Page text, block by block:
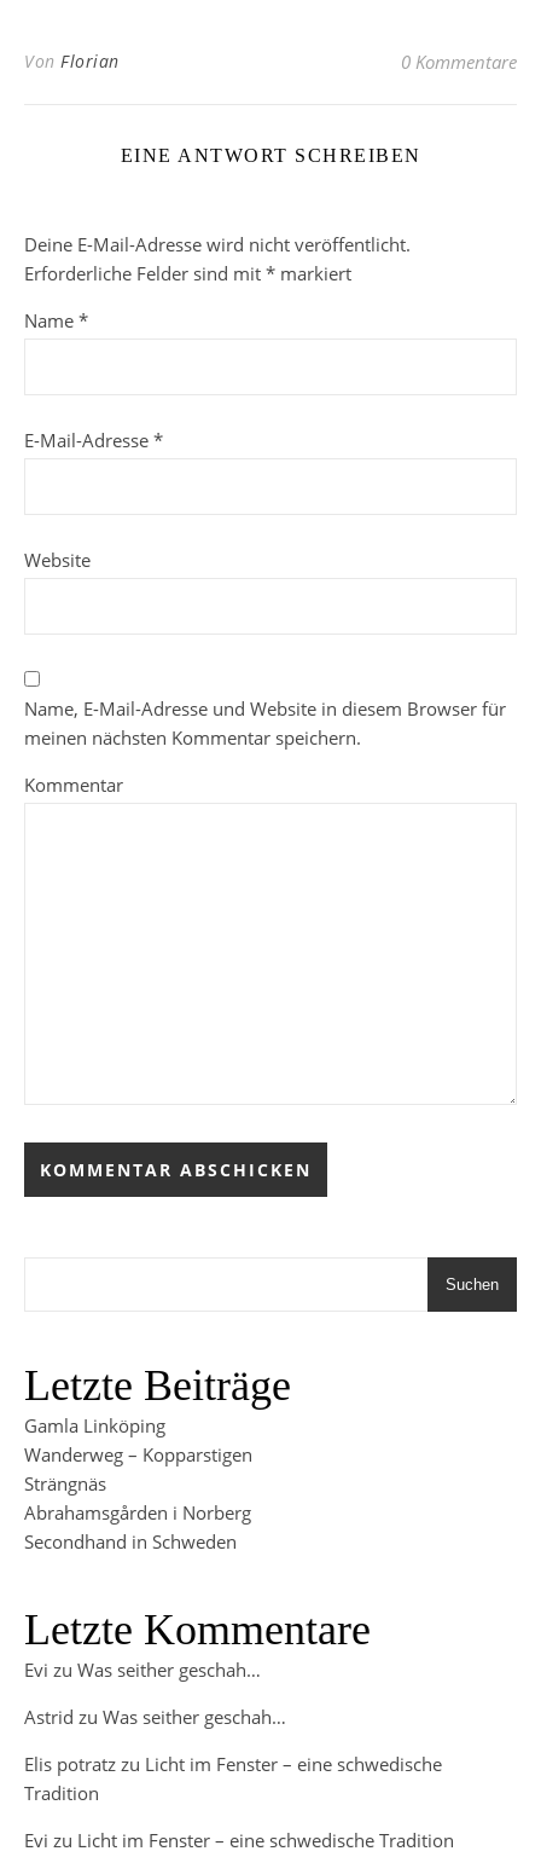
Von Florian 0 Kommentare
EINE ANTWORT SCHREIBEN
Deine E-Mail-Adresse wird nicht veröffentlicht.
Erforderliche Felder sind mit * markiert
Name *
E-Mail-Adresse *
Website
Name, E-Mail-Adresse und Website in diesem Browser für
meinen nächsten Kommentar speichern.
Kommentar
Suchen
Letzte Beiträge
Gamla Linköping
Wanderweg – Kopparstigen
Strängnäs
Abrahamsgården i Norberg
Secondhand in Schweden
Letzte Kommentare
Evi zu Was seither geschah…
Astrid zu Was seither geschah…
Elis potratz zu Licht im Fenster – eine schwedische
Tradition
Evi zu Licht im Fenster – eine schwedische Tradition